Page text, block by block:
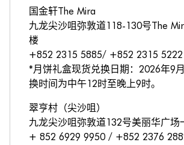
国金轩The Mira
九龙尖沙咀弥敦道118-130号The
楼
+852 2315 5885/ +852 2315 5222
*月饼礼盒现货兑换日期：2026年9
换时间为中午12时至晚上9时。
翠亨村（尖沙咀）
九龙尖沙咀弥敦道132号美丽华广场
+ 852 6929 9950 / +852 2376